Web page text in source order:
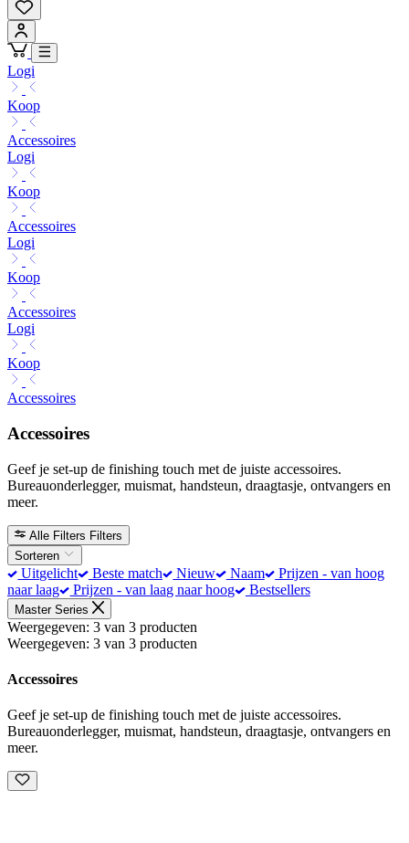
Logi
Koop
Accessoires
Logi
Koop
Accessoires
Logi
Koop
Accessoires
Logi
Koop
Accessoires
Accessoires
Geef je set-up de finishing touch met de juiste accessoires.
Bureauonderlegger, muismat, handsteun, draagtasje, ontvangers en
meer.
Alle Filters Filters
Sorteren
Uitgelicht Beste match Nieuw Naam
Prijzen - van hoog
naar laag
Prijzen - van laag naar hoog Bestsellers
Master Series
Weergegeven: 3 van 3 producten
Weergegeven: 3 van 3 producten
Accessoires
Geef je set-up de finishing touch met de juiste accessoires.
Bureauonderlegger, muismat, handsteun, draagtasje, ontvangers en
meer.